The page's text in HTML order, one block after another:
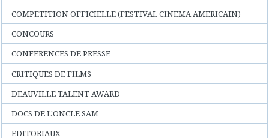
COMPETITION OFFICIELLE (FESTIVAL CINEMA AMERICAIN)
CONCOURS
CONFERENCES DE PRESSE
CRITIQUES DE FILMS
DEAUVILLE TALENT AWARD
DOCS DE L'ONCLE SAM
EDITORIAUX